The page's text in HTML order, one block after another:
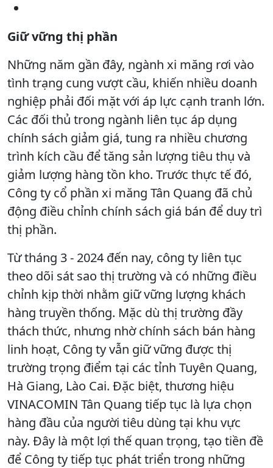
Giữ vững thị phần
Những năm gần đây, ngành xi măng rơi vào
tình trạng cung vượt cầu, khiến nhiều doanh
nghiệp phải đối mặt với áp lực cạnh tranh lớn.
Các đối thủ trong ngành liên tục áp dụng
chính sách giảm giá, tung ra nhiều chương
trình kích cầu để tăng sản lượng tiêu thụ và
giảm lượng hàng tồn kho. Trước thực tế đó,
Công ty cổ phần xi măng Tân Quang đã chủ
động điều chỉnh chính sách giá bán để duy trì
thị phần.
Từ tháng 3 - 2024 đến nay, công ty liên tục
theo dõi sát sao thị trường và có những điều
chỉnh kịp thời nhằm giữ vững lượng khách
hàng truyền thống. Mặc dù thị trường đầy
thách thức, nhưng nhờ chính sách bán hàng
linh hoạt, Công ty vẫn giữ vững được thị
trường trọng điểm tại các tỉnh Tuyên Quang,
Hà Giang, Lào Cai. Đặc biệt, thương hiệu
VINACOMIN Tân Quang tiếp tục là lựa chọn
hàng đầu của người tiêu dùng tại khu vực
này. Đây là một lợi thế quan trọng, tạo tiền đề
để Công ty tiếp tục phát triển trong những